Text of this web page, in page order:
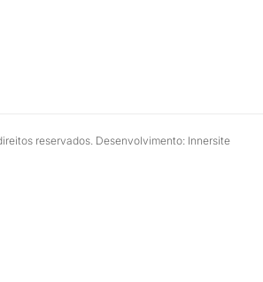
reservados. Desenvolvimento: Innersite